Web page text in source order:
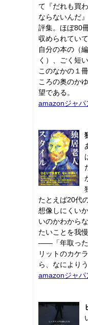
て『だれも買
ならないんだ
評集。ほぼ80
収められてい
自分の本の（
く）、ごく短
このなかの１
ころの奥のか
望である。
amazonジャパ
たとえば20代
想像しにくい
いのかわから
たいことを我
――「年取った
リットのカケ
ら、なにより
amazonジャパ